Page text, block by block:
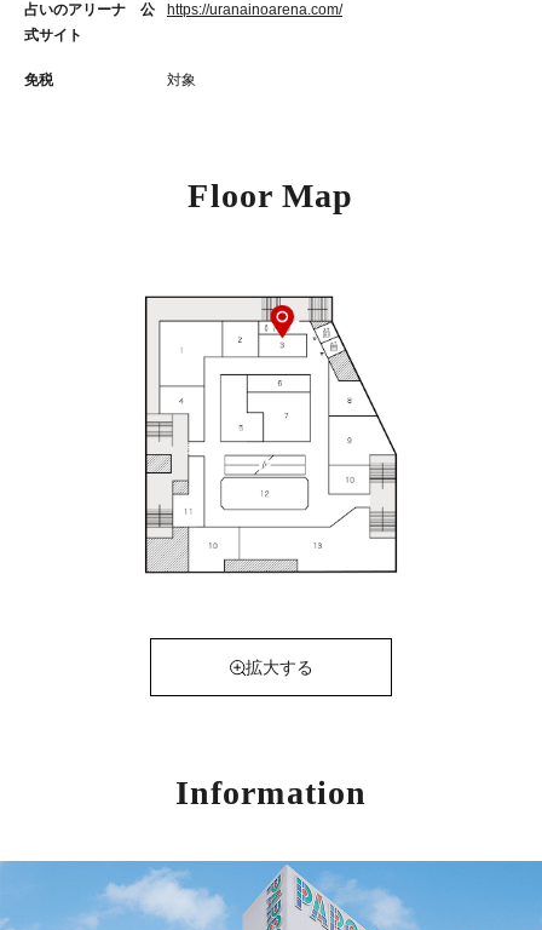
占いのアリーナ 公
式サイト
https://uranainoarena.com/
免税 対象
Floor Map
拡大する
Information